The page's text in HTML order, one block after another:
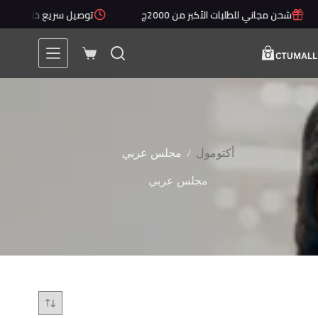
التجاوزشحن مجاني للطلبات الأكبر من 2000ج توصيل سريع خلال 1 - 5 أيام
عربة
أكتومول / مجلس عربي
مجلس عربي